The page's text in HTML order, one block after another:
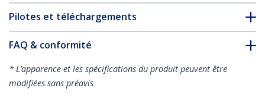
Pilotes et téléchargements
FAQ & conformité
* L’apparence et les spécifications du produit peuvent être
modifiées sans préavis